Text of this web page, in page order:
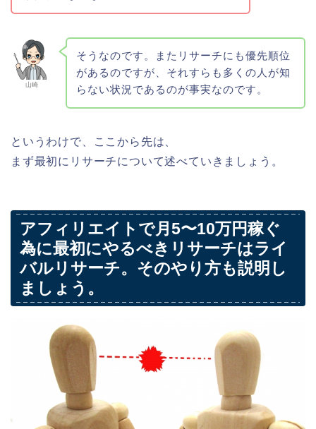
山崎
そうなのです。またリサーチにも優先順位
があるのですが、それすらも多くの人が知
らない状況であるのが事実なのです。
というわけで、ここから先は、
まず最初にリサーチについて述べていきましょう。
アフィリエイトで月5〜10万円稼ぐ
為に最初にやるべきリサーチはライ
バルリサーチ。そのやり方も説明し
ましょう。